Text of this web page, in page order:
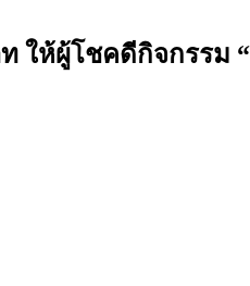
ให้ผู้โชคดีกิจกรรม